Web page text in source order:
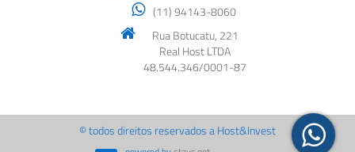
(11) 94143-8060
Rua Botucatu, 221
Real Host LTDA
48.544.346/0001-87
© todos direitos reservados a Host&Invest